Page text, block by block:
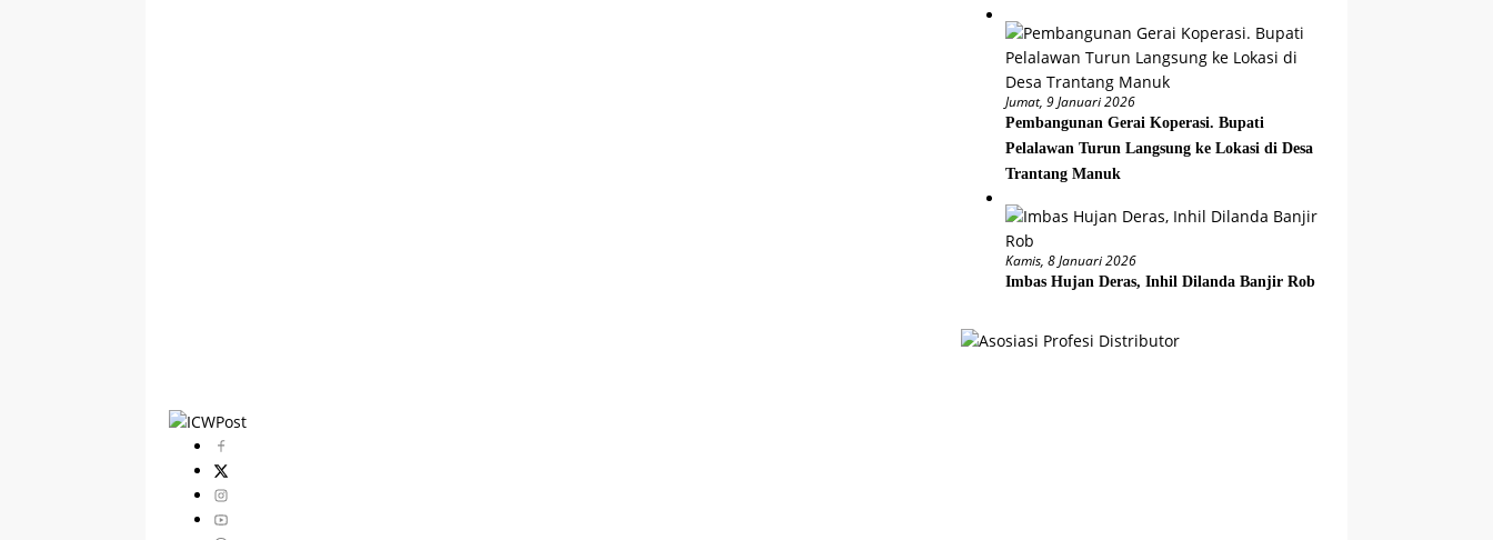
Jumat, 9 Januari 2026
Pembangunan Gerai Koperasi. Bupati
Pelalawan Turun Langsung ke Lokasi di Desa
Trantang Manuk
Kamis, 8 Januari 2026
Imbas Hujan Deras, Inhil Dilanda Banjir Rob